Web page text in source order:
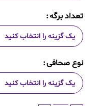
تعداد برگه
نوع صحافی